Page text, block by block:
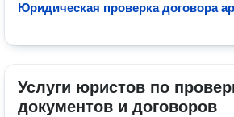
Юридическая проверка договора
Услуги юристов по
документов и договоров